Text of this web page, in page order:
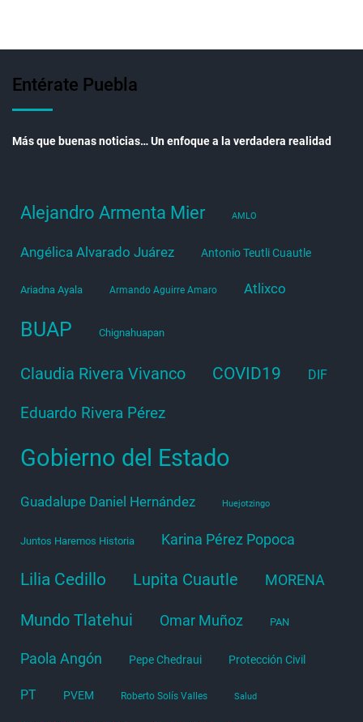
Entérate Puebla
Más que buenas noticias… Un enfoque a la verdadera realidad
Alejandro Armenta Mier AMLO
Angélica Alvarado Juárez Antonio Teutli Cuautle
Ariadna Ayala Armando Aguirre Amaro Atlixco
BUAP Chignahuapan
Claudia Rivera Vivanco COVID19 DIF
Eduardo Rivera Pérez
Gobierno del Estado
Guadalupe Daniel Hernández Huejotzingo
Juntos Haremos Historia Karina Pérez Popoca
Lilia Cedillo Lupita Cuautle MORENA
Mundo Tlatehui Omar Muñoz PAN
Paola Angón Pepe Chedraui Protección Civil
PT PVEM Roberto Solís Valles Salud